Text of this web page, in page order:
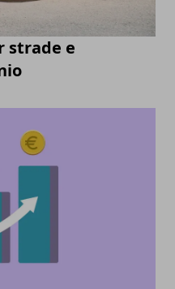
strade e